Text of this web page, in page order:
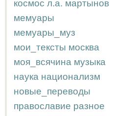
космос л.а. мартынов
мемуары
мемуары_муз
мои_тексты москва
моя_всячина музыка
наука национализм
новые_переводы
православие разное